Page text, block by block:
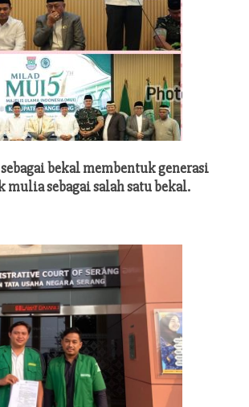
bekal membentuk generasi
mulia sebagai salah satu bekal.